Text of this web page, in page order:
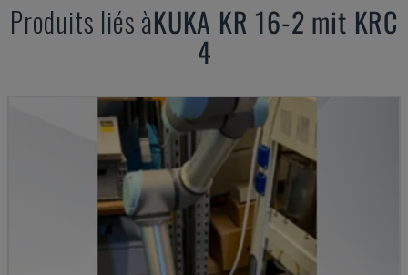
Produits liés àKUKA KR 16-2 mit KRC
4